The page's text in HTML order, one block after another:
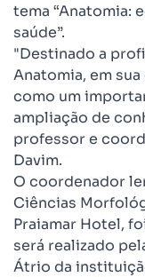
tema “Anatomia:
saúde”.
"Destinado a
Anatomia, em
como um
ampliação de
professor e
Davim.
O coordenador
Ciências
Praiamar Hotel,
será realizado
Átrio da